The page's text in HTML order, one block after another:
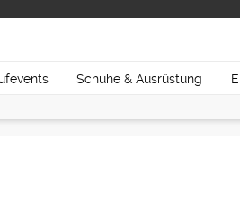
Schuhe & Ausrüstung